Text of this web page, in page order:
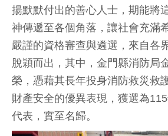
揚默默付出的善心人士，期能將
神傳遞至各個角落，讓社會充滿
嚴謹的資格審查與遴選，來自各
脫穎而出，其中，金門縣消防局
榮，憑藉其長年投身消防救災救
財產安全的優異表現，獲選為
代表，實至名歸。